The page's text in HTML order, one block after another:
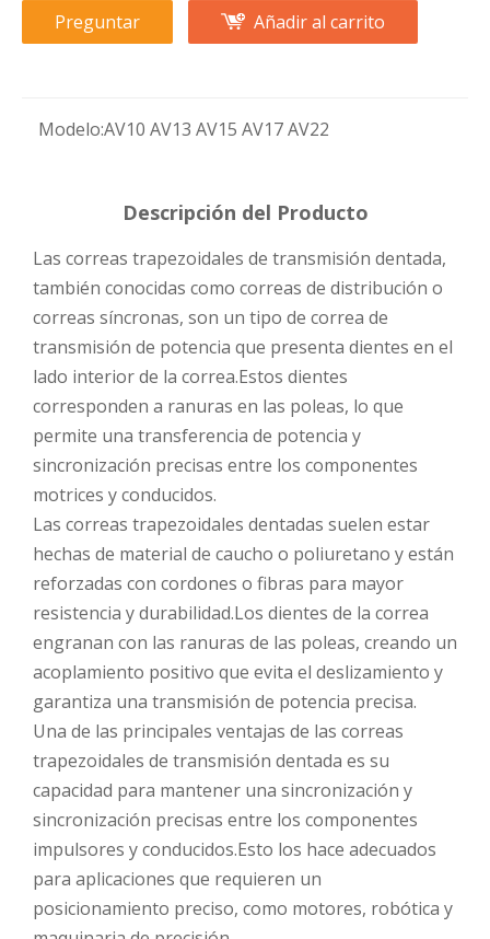
Preguntar Añadir al carrito
Modelo:AV10 AV13 AV15 AV17 AV22
Descripción del Producto
Las correas trapezoidales de transmisión dentada,
también conocidas como correas de distribución o
correas síncronas, son un tipo de correa de
transmisión de potencia que presenta dientes en el
lado interior de la correa.Estos dientes
corresponden a ranuras en las poleas, lo que
permite una transferencia de potencia y
sincronización precisas entre los componentes
motrices y conducidos.
Las correas trapezoidales dentadas suelen estar
hechas de material de caucho o poliuretano y están
reforzadas con cordones o fibras para mayor
resistencia y durabilidad.Los dientes de la correa
engranan con las ranuras de las poleas, creando un
acoplamiento positivo que evita el deslizamiento y
garantiza una transmisión de potencia precisa.
Una de las principales ventajas de las correas
trapezoidales de transmisión dentada es su
capacidad para mantener una sincronización y
sincronización precisas entre los componentes
impulsores y conducidos.Esto los hace adecuados
para aplicaciones que requieren un
posicionamiento preciso, como motores, robótica y